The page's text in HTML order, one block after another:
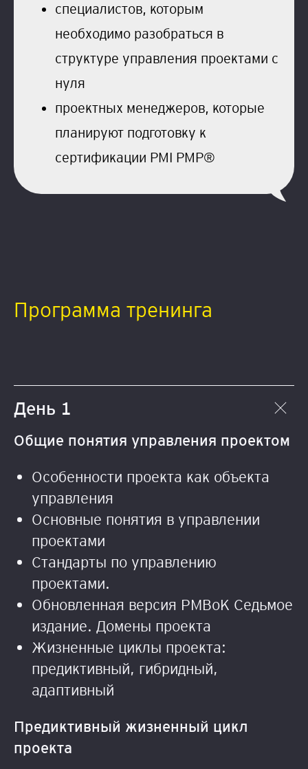
специалистов, которым
необходимо разобраться в
структуре управления проектами с
нуля
проектных менеджеров, которые
планируют подготовку к
сертификации PMI PMP®
Программа тренинга
День 1
Общие понятия управления проектом
Особенности проекта как объекта
управления
Основные понятия в управлении
проектами
Cтандарты по управлению
проектами.
Обновленная версия PMBoK Седьмое
издание. Домены проекта
Жизненные циклы проекта:
предиктивный, гибридный,
адаптивный
Предиктивный жизненный цикл
проекта